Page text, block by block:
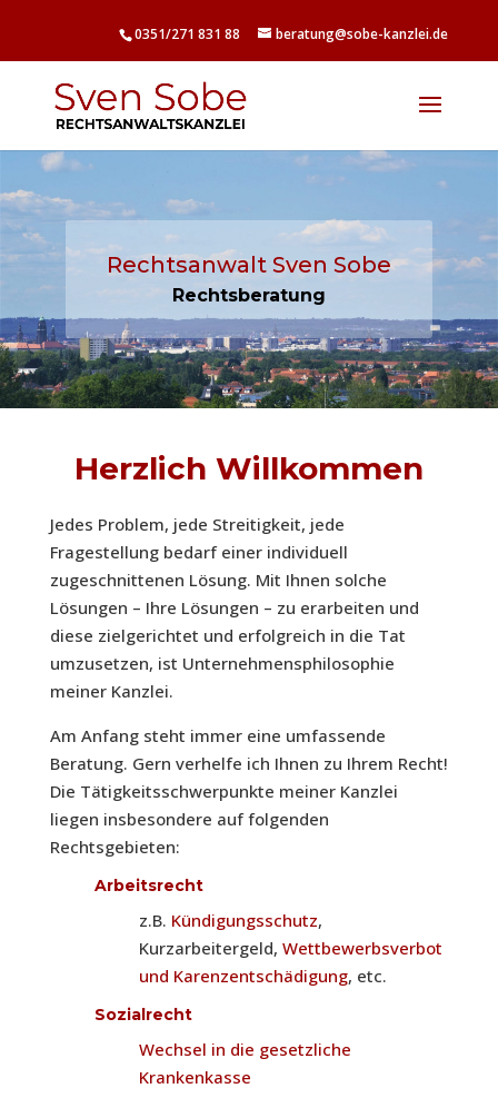
0351/271 831 88 beratung@sobe-kanzlei.de
Rechtsanwalt Sven Sobe
Rechtsberatung
Herzlich Willkommen
Jedes Problem, jede Streitigkeit, jede
Fragestellung bedarf einer individuell
zugeschnittenen Lösung. Mit Ihnen solche
Lösungen – Ihre Lösungen – zu erarbeiten und
diese zielgerichtet und erfolgreich in die Tat
umzusetzen, ist Unternehmensphilosophie
meiner Kanzlei.
Am Anfang steht immer eine umfassende
Beratung. Gern verhelfe ich Ihnen zu Ihrem Recht!
Die Tätigkeitsschwerpunkte meiner Kanzlei
liegen insbesondere auf folgenden
Rechtsgebieten:
Arbeitsrecht
z.B. Kündigungsschutz,
Kurzarbeitergeld, Wettbewerbsverbot
und Karenzentschädigung, etc.
Sozialrecht
Wechsel in die gesetzliche
Krankenkasse